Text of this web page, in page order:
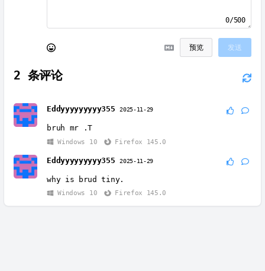
0/500
预览 发送
2 条评论
Eddyyyyyyyyy355 2025-11-29
bruh mr .T
Windows 10 Firefox 145.0
Eddyyyyyyyyy355 2025-11-29
why is brud tiny.
Windows 10 Firefox 145.0